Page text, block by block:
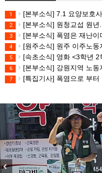
1 [본부소식] 7.1 요양보호
2 [본부소식] 원청교섭 원년. 초기업교섭 돌파!
3 [본부소식] 폭염은 재난이다! 민
4 [원주소식] 원주 이주노동
5 [속초소식] 영화 <3학년 2
6 [본부소식] 강원지역 노동
7 [특집기사] 폭염으로 부터